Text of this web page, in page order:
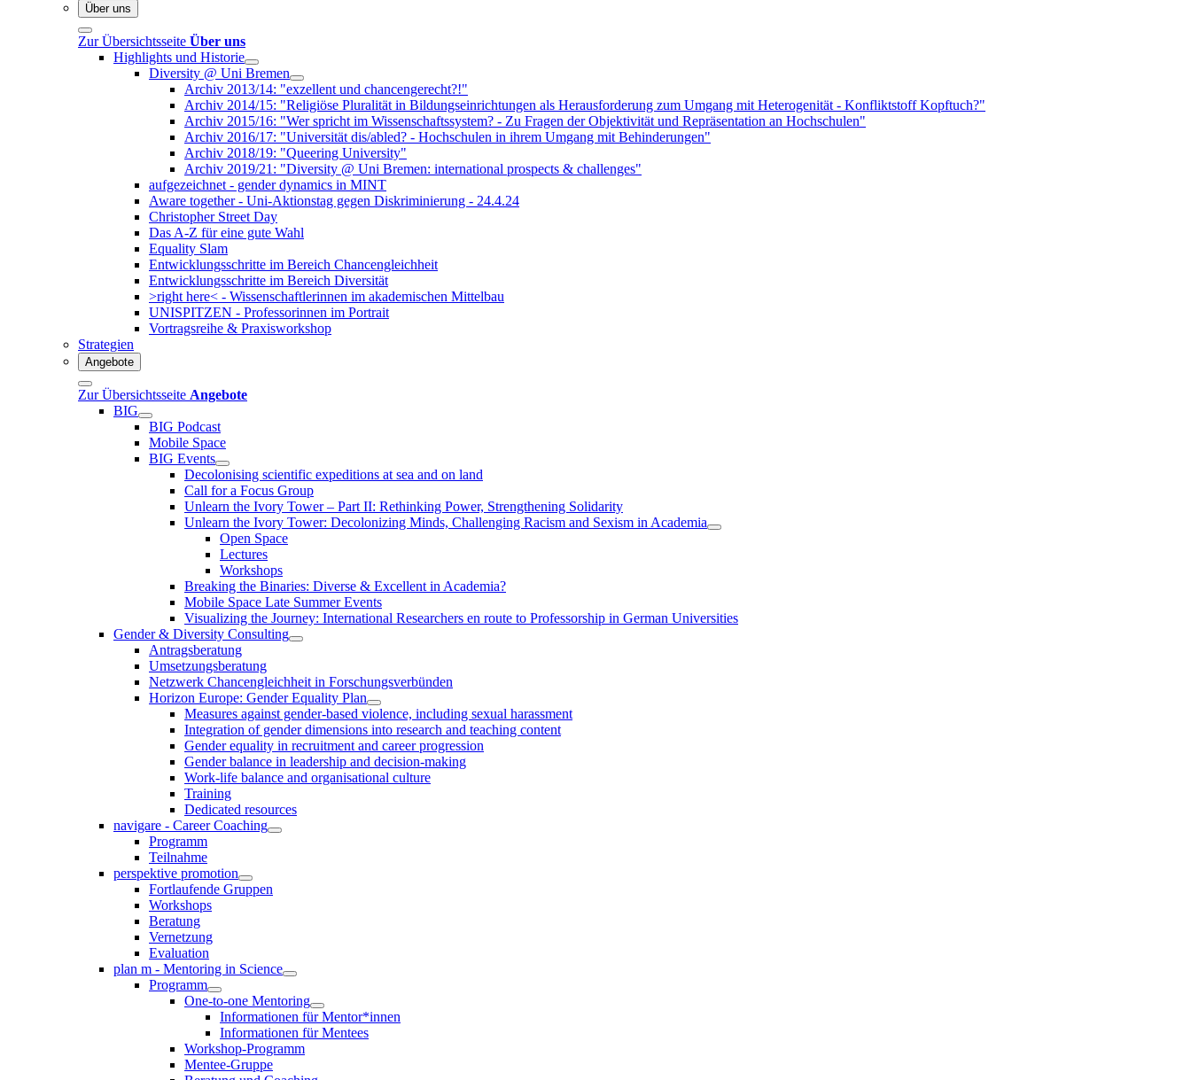
Über uns
Zur Übersichtsseite Über uns
Highlights und Historie
Diversity @ Uni Bremen
Archiv 2013/14: "exzellent und chancengerecht?!"
Archiv 2014/15: "Religiöse Pluralität in Bildungseinrichtungen als Herausforderung zum Umgang mit Heterogenität - Konfliktstoff Kopftuch?"
Archiv 2015/16: "Wer spricht im Wissenschaftssystem? - Zu Fragen der Objektivität und Repräsentation an Hochschulen"
Archiv 2016/17: "Universität dis/abled? - Hochschulen in ihrem Umgang mit Behinderungen"
Archiv 2018/19: "Queering University"
Archiv 2019/21: "Diversity @ Uni Bremen: international prospects & challenges"
aufgezeichnet - gender dynamics in MINT
Aware together - Uni-Aktionstag gegen Diskriminierung - 24.4.24
Christopher Street Day
Das A-Z für eine gute Wahl
Equality Slam
Entwicklungsschritte im Bereich Chancengleichheit
Entwicklungsschritte im Bereich Diversität
>right here< - Wissenschaftlerinnen im akademischen Mittelbau
UNISPITZEN - Professorinnen im Portrait
Vortragsreihe & Praxisworkshop
Strategien
Angebote
Zur Übersichtsseite Angebote
BIG
BIG Podcast
Mobile Space
BIG Events
Decolonising scientific expeditions at sea and on land
Call for a Focus Group
Unlearn the Ivory Tower – Part II: Rethinking Power, Strengthening Solidarity
Unlearn the Ivory Tower: Decolonizing Minds, Challenging Racism and Sexism in Academia
Open Space
Lectures
Workshops
Breaking the Binaries: Diverse & Excellent in Academia?
Mobile Space Late Summer Events
Visualizing the Journey: International Researchers en route to Professorship in German Universities
Gender & Diversity Consulting
Antragsberatung
Umsetzungsberatung
Netzwerk Chancengleichheit in Forschungsverbünden
Horizon Europe: Gender Equality Plan
Measures against gender-based violence, including sexual harassment
Integration of gender dimensions into research and teaching content
Gender equality in recruitment and career progression
Gender balance in leadership and decision-making
Work-life balance and organisational culture
Training
Dedicated resources
navigare - Career Coaching
Programm
Teilnahme
perspektive promotion
Fortlaufende Gruppen
Workshops
Beratung
Vernetzung
Evaluation
plan m - Mentoring in Science
Programm
One-to-one Mentoring
Informationen für Mentor*innen
Informationen für Mentees
Workshop-Programm
Mentee-Gruppe